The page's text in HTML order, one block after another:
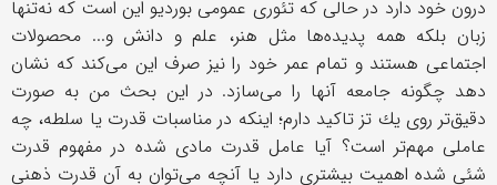
درون خود دارد در حالی كه تئوری عمومی بوردیو این است كه نه‌تنها
زبان بلكه همه پدیده‌ها مثل هنر، علم و دانش و... محصولات
اجتماعی هستند و تمام عمر خود را نیز صرف این می‌كند كه نشان
دهد چگونه جامعه آنها را می‌سازد. در این بحث من به صورت
دقیق‌تر روی یك تز تاكید دارم؛ اینكه در مناسبات قدرت یا سلطه، چه
عاملی مهم‌تر است؟ آیا عامل قدرت مادی شده در مفهوم قدرت
شئی شده اهمیت بیشتری دارد یا آنچه می‌توان به آن قدرت ذهنی